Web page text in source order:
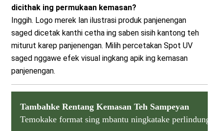
dicithak ing permukaan kemasan?
Inggih. Logo merek lan ilustrasi produk panjenengan
saged dicetak kanthi cetha ing saben sisih kantong teh
miturut karep panjenengan. Milih percetakan Spot UV
saged nggawe efek visual ingkang apik ing kemasan
panjenengan.
Tambahke Rentang Kemasan Teh Sampeyan
Temokake format sing mbantu ningkatake